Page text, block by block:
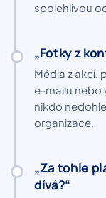
spolehlivou
„Fotky z
Média z akcí,
e-mailu nebo
nikdo
organizace.
„Za tohle
dívá?“